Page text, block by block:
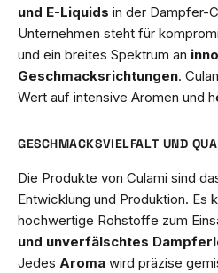
und E-Liquids in der Dampfer-
Unternehmen steht für
und ein breites Spektrum an
Geschmacksrichtungen.
Wert auf intensive Aromen und
GESCHMACKSVIELFALT UND
Die Produkte von Culami sind
Entwicklung und Produktion. Es
hochwertige Rohstoffe zum
und unverfälschtes
Jedes Aroma wird präzise